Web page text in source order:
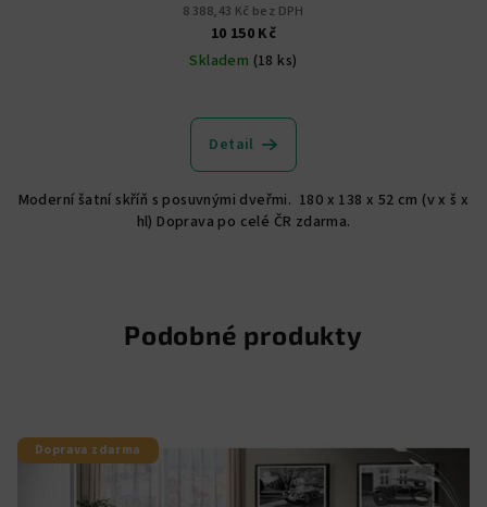
8 388,43 Kč bez DPH
10 150 Kč
Skladem (18 ks)
hodnocení
produktu
z
5
Detail
Moderní šatní skříň s posuvnými dveřmi. 180 x 138 x 52 cm (v x š x
hl) Doprava po celé ČR zdarma.
Podobné produkty
Doprava zdarma